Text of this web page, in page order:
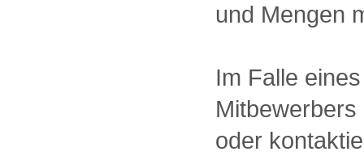
und Mengen
Im Falle
oder